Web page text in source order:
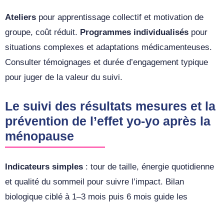
Ateliers pour apprentissage collectif et motivation de
groupe, coût réduit. Programmes individualisés pour
situations complexes et adaptations médicamenteuses.
Consulter témoignages et durée d’engagement typique
pour juger de la valeur du suivi.
Le suivi des résultats mesures et la
prévention de l’effet yo-yo après la
ménopause
Indicateurs simples : tour de taille, énergie quotidienne
et qualité du sommeil pour suivre l’impact. Bilan
biologique ciblé à 1–3 mois puis 6 mois guide les